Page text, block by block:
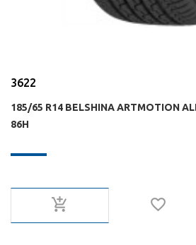
3622
185/65 R14 BELSHINA ARTMOTION
86H